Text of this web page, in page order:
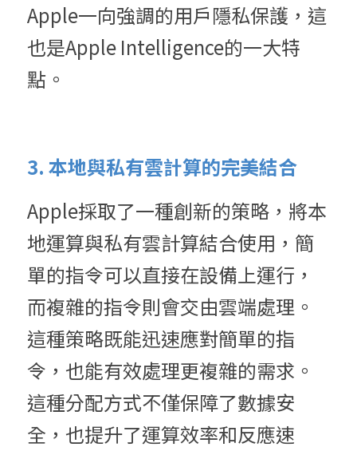
Apple一向強調的用戶隱私保護，這
也是Apple Intelligence的一大特
點。
3. 本地與私有雲計算的完美結合
Apple採取了一種創新的策略，將本
地運算與私有雲計算結合使用，簡
單的指令可以直接在設備上運行，
而複雜的指令則會交由雲端處理。
這種策略既能迅速應對簡單的指
令，也能有效處理更複雜的需求。
這種分配方式不僅保障了數據安
全，也提升了運算效率和反應速